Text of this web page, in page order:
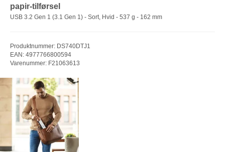
papir-tilførsel
USB 3.2 Gen 1 (3.1 Gen 1) - Sort, Hvid - 537 g - 162 mm
Produktnummer: DS740DTJ1
EAN: 4977766800594
Varenummer: F21063613